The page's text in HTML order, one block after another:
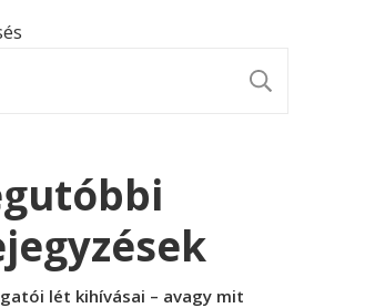
lét kihívásai – avagy mit